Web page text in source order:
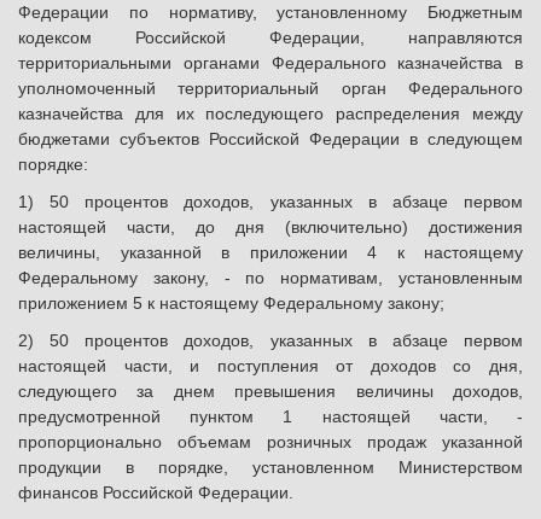
Федерации по нормативу, установленному Бюджетным
кодексом Российской Федерации, направляются
территориальными органами Федерального казначейства в
уполномоченный территориальный орган Федерального
казначейства для их последующего распределения между
бюджетами субъектов Российской Федерации в следующем
порядке:
1) 50 процентов доходов, указанных в абзаце первом
настоящей части, до дня (включительно) достижения
величины, указанной в приложении 4 к настоящему
Федеральному закону, - по нормативам, установленным
приложением 5 к настоящему Федеральному закону;
2) 50 процентов доходов, указанных в абзаце первом
настоящей части, и поступления от доходов со дня,
следующего за днем превышения величины доходов,
предусмотренной пунктом 1 настоящей части, -
пропорционально объемам розничных продаж указанной
продукции в порядке, установленном Министерством
финансов Российской Федерации.